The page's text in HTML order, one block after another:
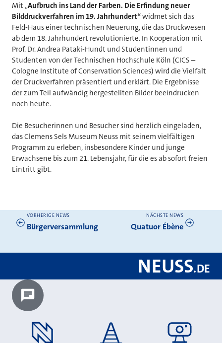
Mit „Aufbruch ins Land der Farben. Die Erfindung neuer
Bilddruckverfahren im 19. Jahrhundert“widmet sich das
Feld-Haus einer technischen Neuerung, die das Druckwesen
ab dem 18. Jahrhundert revolutionierte. In Kooperation mit
Prof. Dr. Andrea Pataki-Hundt und Studentinnen und
Studenten von der Technischen Hochschule Köln (CICS –
Cologne Institute of Conservation Sciences) wird die Vielfalt
der Druckverfahren präsentiert und erklärt. Die Ergebnisse
der zum Teil aufwändig hergestellten Bilder beeindrucken
noch heute.
Die Besucherinnen und Besucher sind herzlich eingeladen,
das Clemens Sels Museum Neuss mit seinem vielfältigen
Programm zu erleben, insbesondere Kinder und junge
Erwachsene bis zum 21. Lebensjahr, für die es ab sofort freien
Eintritt gibt.
Weitere News
VORHERIGE NEWS
Bürgerversammlung
NÄCHSTE NEWS
Quatuor Ébène
NEUSS.DE
Chatbot laden?